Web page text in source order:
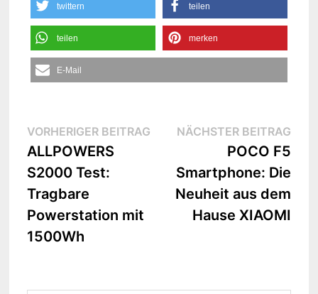
twittern teilen
teilen merken
E-Mail
Beitrags-
Navigation
VORHERIGER BEITRAGVorheriger
ALLPOWERS
S2000 Test:
Tragbare
Powerstation mit
1500Wh
NÄCHSTER BEITRAG
POCO F5
Smartphone: Die
Neuheit aus dem
Hause XIAOMI